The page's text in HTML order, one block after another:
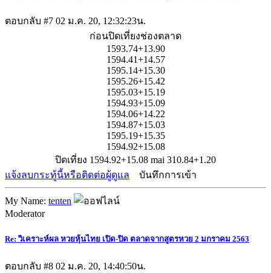
ตอบกลับ #7 02 ม.ค. 20, 12:32:23น.
ก่อนปิดเที่ยงช่องตลาด
1593.74+13.90
1594.41+14.57
1595.14+15.30
1595.26+15.42
1595.03+15.19
1594.93+15.09
1594.06+14.22
1594.87+15.03
1595.19+15.35
1594.92+15.08
ปิดเที่ยง 1594.92+15.08 mai 310.84+1.20
แจ้งลบกระทู้นี้หรือติดต่อผู้ดูแล
บันทึกการเข้า
My Name: tenten
Moderator
Re: วิเคราะห์ผล หวยหุ้นไทย เปิด-ปิด ตลาดจากสูตรหวย 2 มกราคม 2563
ตอบกลับ #8 02 ม.ค. 20, 14:40:50น.